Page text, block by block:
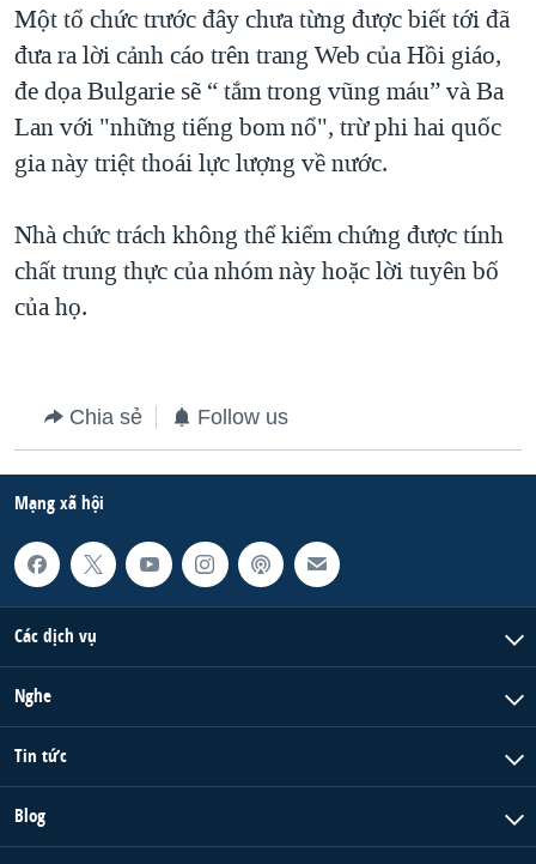
Một tổ chức trước đây chưa từng được biết tới đã
đưa ra lời cảnh cáo trên trang Web của Hồi giáo,
đe dọa Bulgarie sẽ “ tắm trong vũng máu” và Ba
Lan với "những tiếng bom nổ", trừ phi hai quốc
gia này triệt thoái lực lượng về nước.
Nhà chức trách không thể kiểm chứng được tính
chất trung thực của nhóm này hoặc lời tuyên bố
của họ.
Chia sẻ Follow us
Mạng xã hội
Các dịch vụ
Nghe
Tin tức
Blog